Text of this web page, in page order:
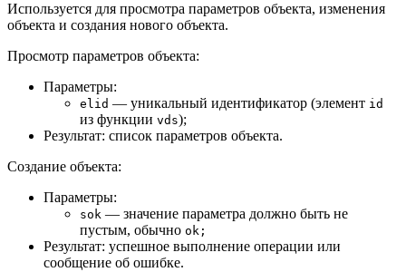
Используется для просмотра параметров объекта, изменения
объекта и создания нового объекта.
Просмотр параметров объекта:
Параметры:
elid — уникальный идентификатор (элемент id
из функции vds);
Результат: список параметров объекта.
Создание объекта:
Параметры:
sok — значение параметра должно быть не
пустым, обычно ok;
Результат: успешное выполнение операции или
сообщение об ошибке.